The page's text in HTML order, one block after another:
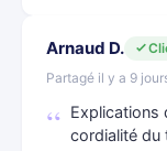
Arnaud D.
Partagé il y a 9
Explications
cordialité du